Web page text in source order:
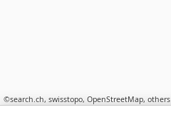
©search.ch, swisstopo, OpenStreetMap, others